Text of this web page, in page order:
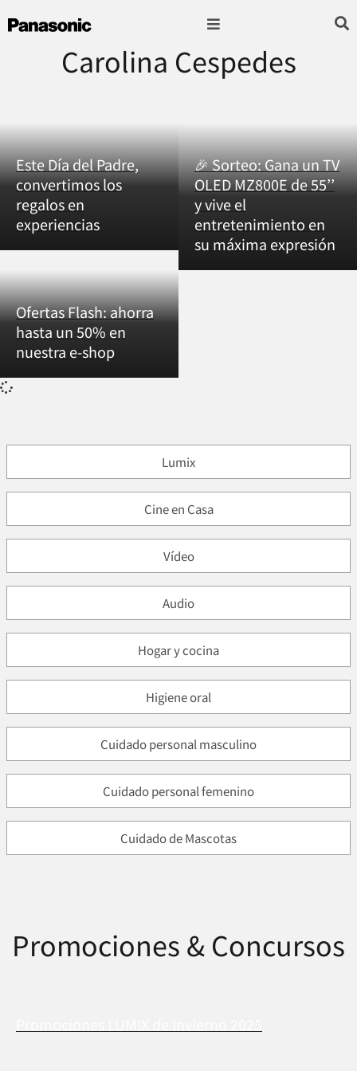
Carolina Cespedes
Este Día del Padre,
convertimos los
regalos en
experiencias
🎉 Sorteo: Gana un TV
OLED MZ800E de 55’’
y vive el
entretenimiento en
su máxima expresión
Ofertas Flash: ahorra
hasta un 50% en
nuestra e-shop
Lumix
Cine en Casa
Vídeo
Audio
Hogar y cocina
Higiene oral
Cuidado personal masculino
Cuidado personal femenino
Cuidado de Mascotas
Promociones & Concursos